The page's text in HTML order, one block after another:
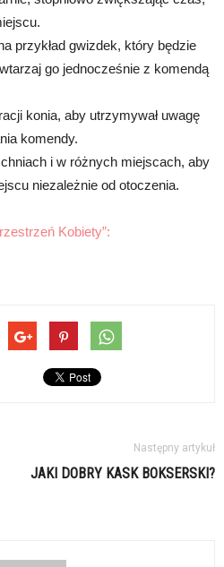
przykład gwizdek, który będzie
go jednocześnie z komendą
konia, aby utrzymywał uwagę
komendy.
i w różnych miejscach, aby
niezależnie od otoczenia.
Kobiety”:
Następny artykuł
JAKI DOBRY KASK BOKSERSKI?